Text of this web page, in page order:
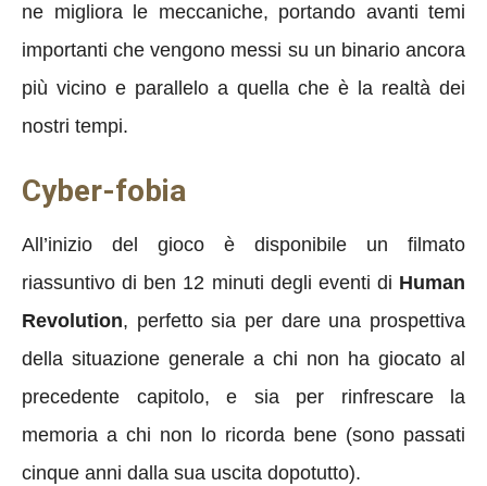
ne migliora le meccaniche, portando avanti temi
importanti che vengono messi su un binario ancora
più vicino e parallelo a quella che è la realtà dei
nostri tempi.
Cyber-fobia
All’inizio del gioco è disponibile un filmato
riassuntivo di ben 12 minuti degli eventi di Human
Revolution, perfetto sia per dare una prospettiva
della situazione generale a chi non ha giocato al
precedente capitolo, e sia per rinfrescare la
memoria a chi non lo ricorda bene (sono passati
cinque anni dalla sua uscita dopotutto).